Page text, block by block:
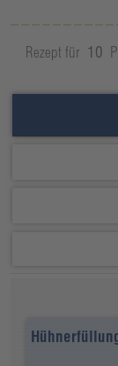
Rezept für 10